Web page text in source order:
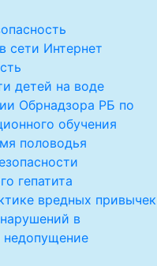
сети Интернет
детей на воде
Обрнадзора РБ по
обучения
половодья
гепатита
вредных привычек
в